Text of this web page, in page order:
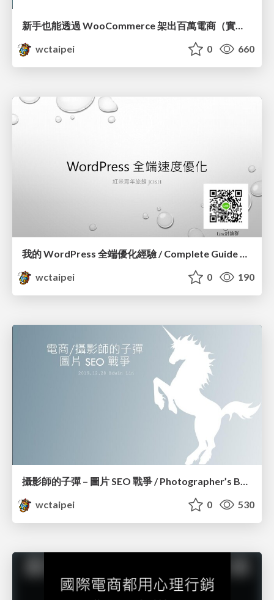
新手也能透過 WooCommerce 架出百萬電商（實際案例分享）/ Real World Building WooCommerce Site for Beginners_廖震宇 / Andy Liao
wctaipei
0 660
wctaipei
0 190
攝影師的子彈 – 圖片 SEO 戰爭 / Photographer’s Bullet – Image SEO War_Edwin Lin
wctaipei
0 530